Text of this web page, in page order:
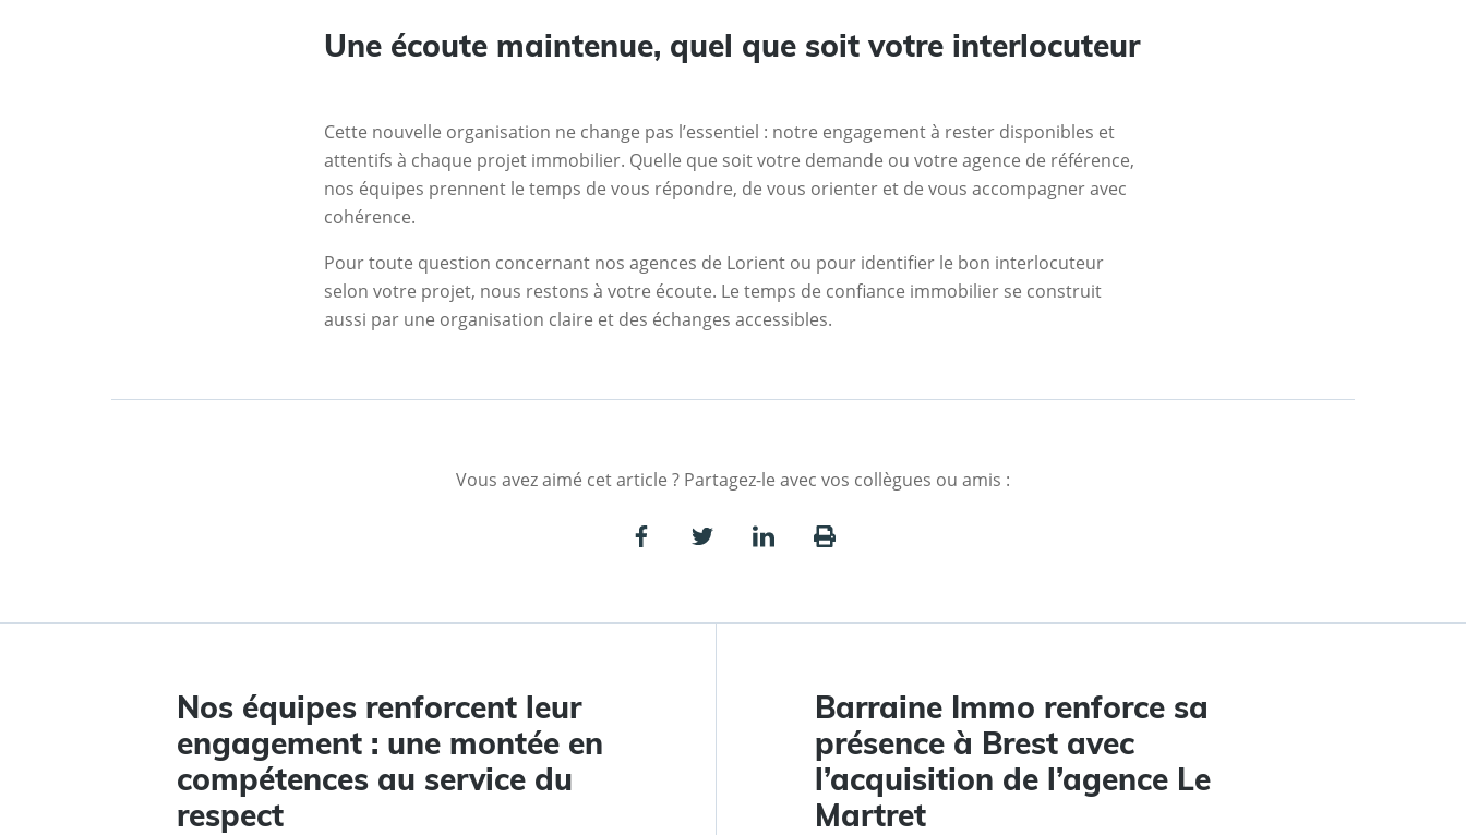
Une écoute maintenue, quel que soit votre interlocuteur
Cette nouvelle organisation ne change pas l’essentiel : notre engagement à rester disponibles et
attentifs à chaque projet immobilier. Quelle que soit votre demande ou votre agence de référence,
nos équipes prennent le temps de vous répondre, de vous orienter et de vous accompagner avec
cohérence.
Pour toute question concernant nos agences de Lorient ou pour identifier le bon interlocuteur
selon votre projet, nous restons à votre écoute. Le temps de confiance immobilier se construit
aussi par une organisation claire et des échanges accessibles.
Vous avez aimé cet article ? Partagez-le avec vos collègues ou amis :
Nos équipes renforcent leur
engagement : une montée en
compétences au service du
respect
Barraine Immo renforce sa
présence à Brest avec
l’acquisition de l’agence Le
Martret